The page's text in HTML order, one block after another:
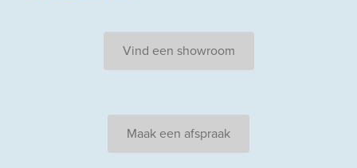
Vind een showroom
Maak een afspraak